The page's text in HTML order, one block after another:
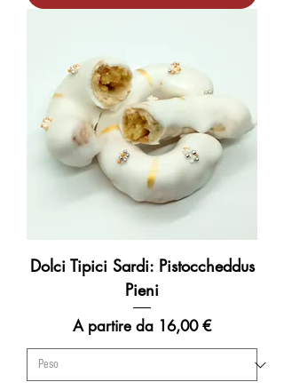
Dolci Tipici Sardi: Pistoccheddus
Pieni
A partire da 16,00 €
Prezzo scontato